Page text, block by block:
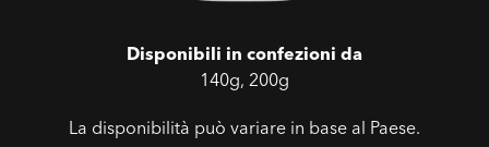
Disponibili in confezioni da
140g, 200g
La disponibilità può variare in base al Paese.